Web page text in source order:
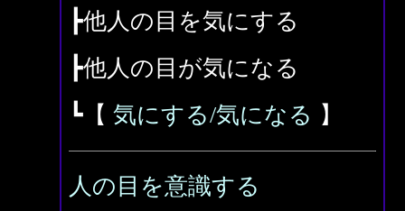
┣他人の目を気にする
┣他人の目が気になる
┗【 気にする/気になる 】
人の目を意識する